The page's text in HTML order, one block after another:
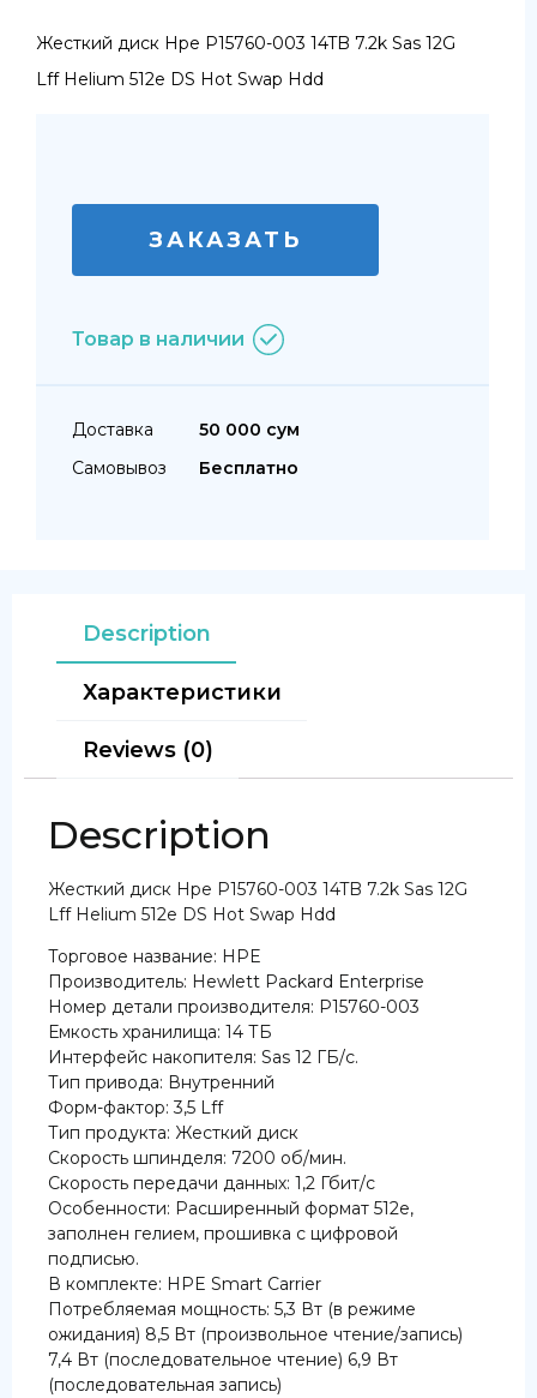
Жесткий диск Hpe P15760-003 14TB 7.2k Sas 12G
Lff Helium 512e DS Hot Swap Hdd
ЗАКАЗАТЬ
Товар в наличии
Доставка
50 000 сум
Самовывоз
Бесплатно
Description
Характеристики
Reviews (0)
Description
Жесткий диск Hpe P15760-003 14TB 7.2k Sas 12G
Lff Helium 512e DS Hot Swap Hdd
Торговое название: HPE
Производитель: Hewlett Packard Enterprise
Номер детали производителя: P15760-003
Емкость хранилища: 14 ТБ
Интерфейс накопителя: Sas 12 ГБ/с.
Тип привода: Внутренний
Форм-фактор: 3,5 Lff
Тип продукта: Жесткий диск
Скорость шпинделя: 7200 об/мин.
Скорость передачи данных: 1,2 Гбит/с
Особенности: Расширенный формат 512e,
заполнен гелием, прошивка с цифровой
подписью.
В комплекте: HPE Smart Carrier
Потребляемая мощность: 5,3 Вт (в режиме
ожидания) 8,5 Вт (произвольное чтение/запись)
7,4 Вт (последовательное чтение) 6,9 Вт
(последовательная запись)